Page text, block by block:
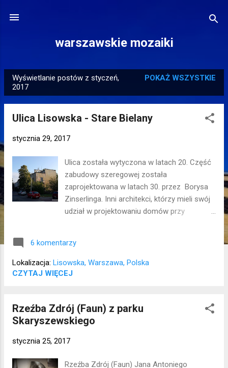
warszawskie mozaiki
o
Wyświetlanie postów z styczeń,
2017
POKAŻ WSZYSTKIE
Ulica Lisowska - Stare Bielany
stycznia 29, 2017
Ulica została wytyczona w latach 20. Część
zabudowy szeregowej została
zaprojektowana w latach 30. przez Borysa
Zinserlinga. Inni architekci, którzy mieli swój
udział w projektowaniu domów przy
zniszczonych budynków sprzed 1933 roku,
wybudowano w 1958 roku niewysoki dom
wielorodzinny wg projektu Wiktora
Lokalizacja: Bielany
6 komentarzy
Lokalizacja: Lisowska, Warszawa, Polska
CZYTAJ WIĘCEJ
Rzeźba Zdrój (Faun) z parku
Skaryszewskiego
stycznia 25, 2017
Rzeźba Zdrój (Faun) Jana Antoniego